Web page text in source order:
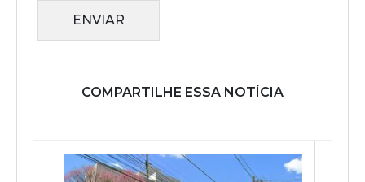
ENVIAR
COMPARTILHE ESSA NOTÍCIA